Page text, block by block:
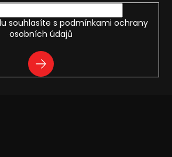
souhlasíte s podmínkami ochrany
osobních údajů
PŘIHLÁSIT
SE